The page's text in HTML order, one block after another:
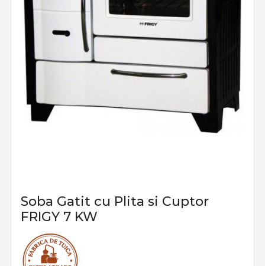
Soba Gatit cu Plita si Cuptor
FRIGY 7 KW